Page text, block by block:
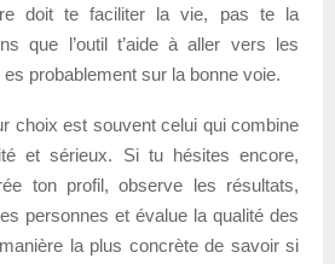
doit te faciliter la vie, pas te la
que l’outil t’aide à aller vers les
probablement sur la bonne voie.
choix est souvent celui qui combine
et sérieux. Si tu hésites encore,
ton profil, observe les résultats,
personnes et évalue la qualité des
la plus concrète de savoir si